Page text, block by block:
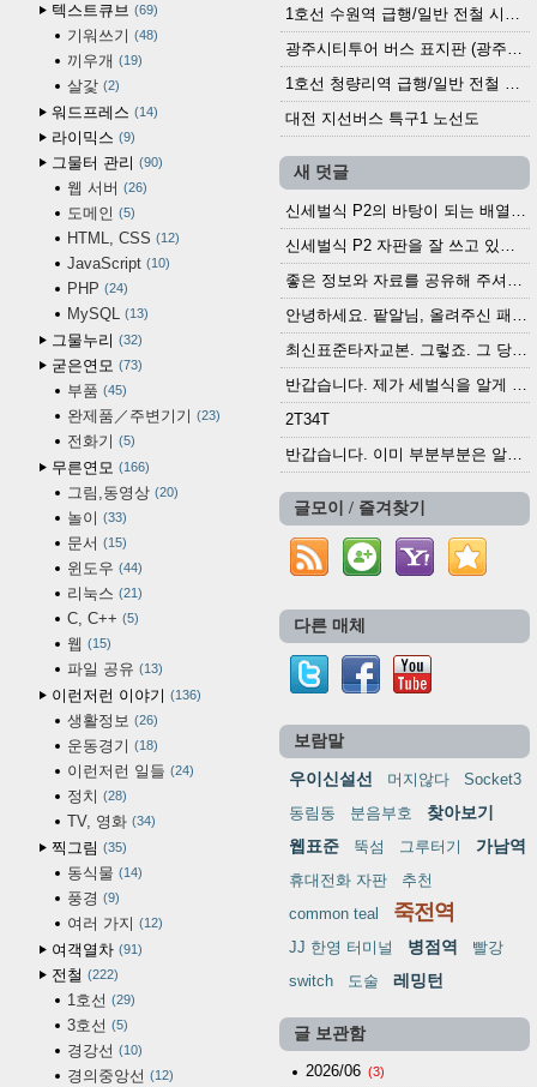
텍스트큐브 69
기워쓰기 48
끼우개 19
살갗 2
워드프레스 14
라이믹스 9
그물터 관리 90
웹 서버 26
도메인 5
HTML, CSS 12
JavaScript 10
PHP 24
MySQL 13
그물누리 32
굳은연모 73
부품 45
완제품／주변기기 23
전화기 5
무른연모 166
그림,동영상 20
놀이 33
문서 15
윈도우 44
리눅스 21
C, C++ 5
웹 15
파일 공유 13
이런저런 이야기 136
생활정보 26
운동경기 18
이런저런 일들 24
정치 28
TV, 영화 34
찍그림 35
동식물 14
풍경 9
여러 가지 12
여객열차 91
전철 222
1호선 29
3호선 5
경강선 10
경의중앙선 12
1호선 수원역 급행/일반 전철 시간표 (2025.12.30~)
광주시티투어 버스 표지판 (광주역 정류장) (2024?)
1호선 청량리역 급행/일반 전철 시간표 · 노선도 (2025.12.30~)
대전 지선버스 특구1 노선도
새 덧글
신세벌식 P2의 바탕이 되는 배열이나 주요 기능...
신세벌식 P2 자판을 잘 쓰고 있습니다. 쓰기 편리...
좋은 정보와 자료를 공유해 주셔서 고맙습니다....
안녕하세요. 팥알님, 올려주신 패치 여러모로 감사...
최신표준타자교본. 그렇죠. 그 당시에 최신 표준...
반갑습니다. 제가 세벌식을 알게 되어 세벌식 써...
2T34T
반갑습니다. 이미 부분부분은 알려진 정보들이...
글모이 / 즐겨찾기
다른 매체
보람말
우이신설선 머지않다
Socket3
동림동
분음부호
찾아보기
웹표준
뚝섬 그루터기 가남역
휴대전화 자판
추천
common teal
죽전역
JJ 한영 터미널 병점역
빨강
switch
도술 레밍턴
글 보관함
2026/06 (3)